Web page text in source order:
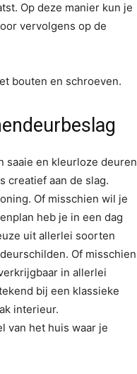
Op deze manier kun je
vervolgens op de
bouten en schroeven.
saaie en kleurloze deuren
creatief aan de slag.
Of misschien wil je
heb je in een dag
uit allerlei soorten
Of misschien
in allerlei
bij een klassieke
interieur.
van het huis waar je